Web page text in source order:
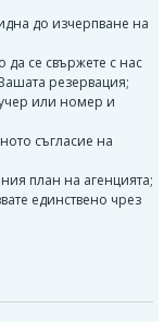
до изчерпване на
се свържете с нас
резервация;
или номер и
съгласие на
план на агенцията;
единствено чрез